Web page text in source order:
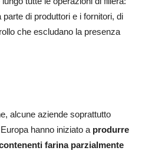
di produttori e i fornitori, di
che escludano la presenza
alcune aziende soprattutto
hanno iniziato a produrre
farina parzialmente